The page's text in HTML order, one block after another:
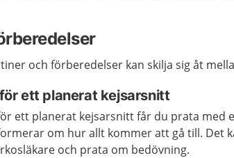
och förberedelser kan skilja sig åt
ett planerat kejsarsnitt
ett planerat kejsarsnitt får du prata med
om hur allt kommer att gå till. Det
och prata om bedövning.